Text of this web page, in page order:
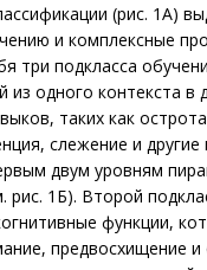
(рис. 1A)
и комплексные
три подкласса
из одного контекста
таких как
слежение и
двум уровням
рис. 1Б). Второй
функции,
предвосхищение